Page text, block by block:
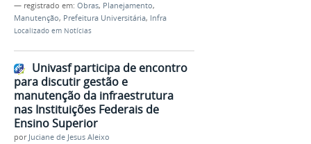
— registrado em: Obras, Planejamento,
Manutenção, Prefeitura Universitária, Infra
Localizado em Notícias
Univasf participa de encontro
para discutir gestão e
manutenção da infraestrutura
nas Instituições Federais de
Ensino Superior
por Juciane de Jesus Aleixo